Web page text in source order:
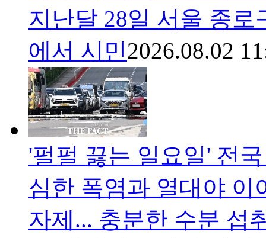
지난달 28일 서울 종
에서 시민2026.08.02
'펄펄 끓는 일요일' 전
심한 폭염과 열대야 이
자제... 충분한 수분 섭